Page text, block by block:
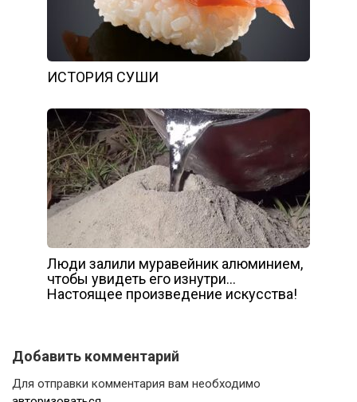
ИСТОРИЯ СУШИ
Люди залили муравейник алюминием,
чтобы увидеть его изнутри…
Настоящее произведение искусства!
Добавить комментарий
Для отправки комментария вам необходимо